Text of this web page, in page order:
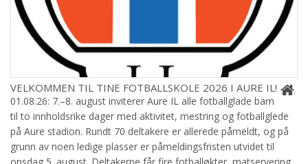
VELKOMMEN TIL TINE FOTBALLSKOLE 2026 I AURE IL!
01.08.26: 7.–8. august inviterer Aure IL alle fotballglade barn
til to innholdsrike dager med aktivitet, mestring og fotballglede
på Aure stadion. Rundt 70 deltakere er allerede påmeldt, og på
grunn av noen ledige plasser er påmeldingsfristen utvidet til